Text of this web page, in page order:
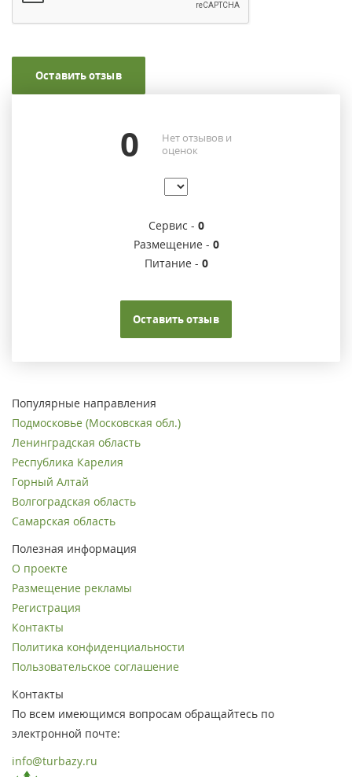
Оставить отзыв
0
Нет отзывов и
оценок
Сервис - 0
Размещение - 0
Питание - 0
Оставить отзыв
Популярные направления
Подмосковье (Московская обл.)
Ленинградская область
Республика Карелия
Горный Алтай
Волгоградская область
Самарская область
Полезная информация
О проекте
Размещение рекламы
Регистрация
Контакты
Политика конфиденциальности
Пользовательское соглашение
Контакты
По всем имеющимся вопросам обращайтесь по
электронной почте:
info@turbazy.ru